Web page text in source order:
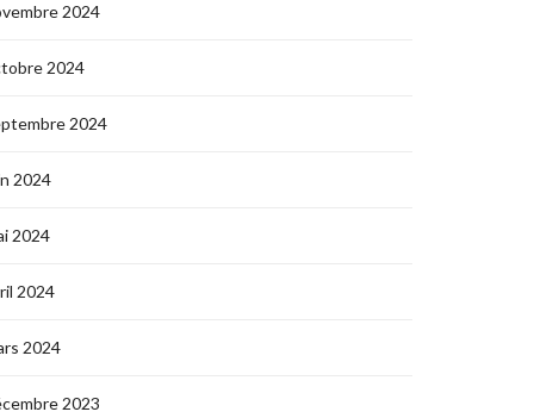
2024
2024
2024
2024
2024
2024
2024
2023